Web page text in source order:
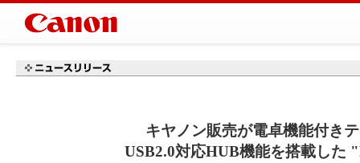
キヤノン販売が電卓機能付き
USB2.0対応HUB機能を搭載した